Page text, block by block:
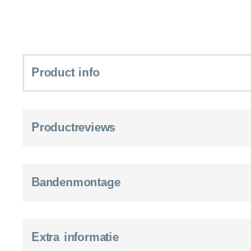
Product info
Productreviews
Bandenmontage
Extra informatie